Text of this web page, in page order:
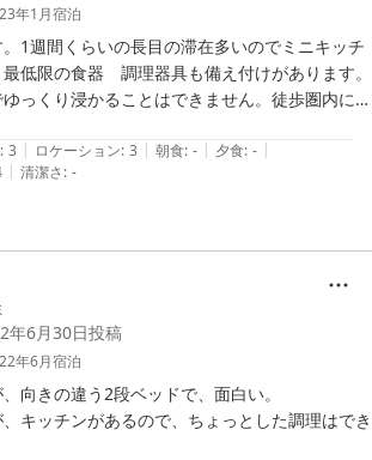
年1月宿泊
1週間くらいの長目の滞在多いのでミニキッチ
低限の食器　調理器具も備え付けがあります。
っくり浸かることはできません。徒歩圏内にス
す。コインランドリー使うなら事前にコイン用
人なので両替できません。
: 3 | ロケーション: 3 | 朝食: - | 夕食: - |
| 清潔さ: -
年6月30日投稿
年6月宿泊
向きの違う2段ベッドで、面白い。
キッチンがあるので、ちょっとした調理はでき